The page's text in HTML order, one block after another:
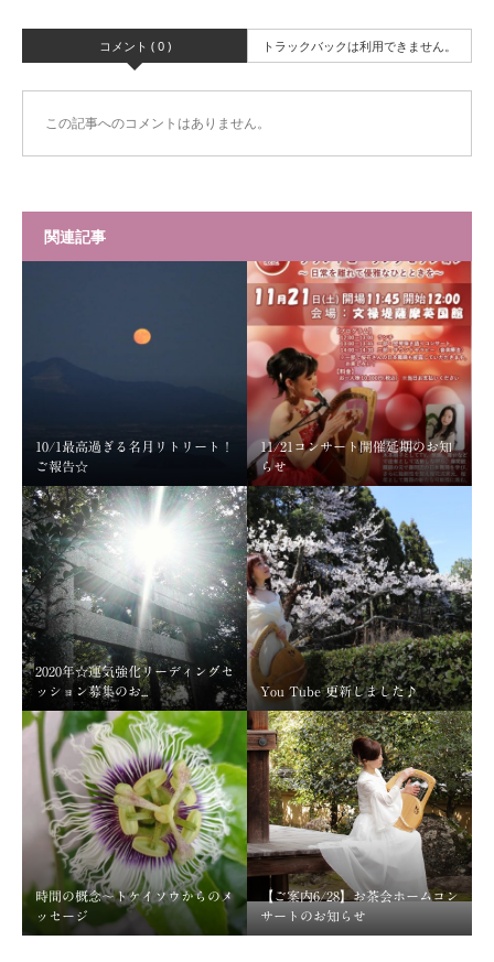
コメント ( 0 ) トラックバックは利用できません。
この記事へのコメントはありません。
関連記事
10/1最高過ぎる名月リトリート！
ご報告☆
11/21コンサート開催延期のお知
らせ
2020年☆運気強化リーディングセ
ッション募集のお...
You Tube 更新しました♪
時間の概念～トケイソウからのメ
ッセージ
【ご案内6/28】お茶会ホームコン
サートのお知らせ